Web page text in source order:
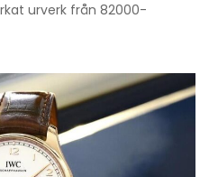
urverk från 82000-